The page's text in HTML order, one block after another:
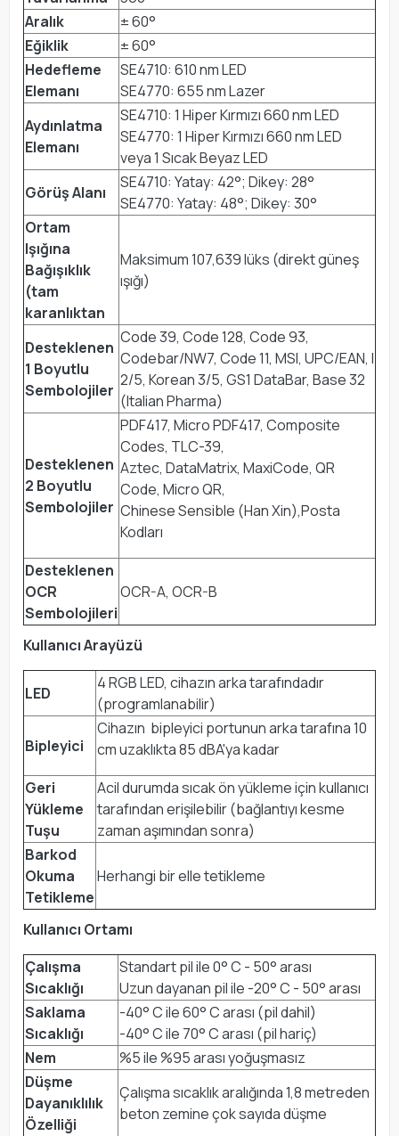
Aralık
± 60°
Eğiklik
± 60°
Hedefleme
Elemanı
SE4710: 610 nm LED
SE4770: 655 nm Lazer
Aydınlatma
Elemanı
SE4710: 1 Hiper Kırmızı 660 nm LED
SE4770: 1 Hiper Kırmızı 660 nm LED
veya 1 Sıcak Beyaz LED
Görüş Alanı
SE4710: Yatay: 42°; Dikey: 28°
SE4770: Yatay: 48°; Dikey: 30°
Ortam
Işığına
Bağışıklık
(tam
karanlıktan
Maksimum 107,639 lüks (direkt güneş
ışığı)
Desteklenen
1 Boyutlu
Sembolojiler
Code 39, Code 128, Code 93,
Codebar/NW7, Code 11, MSI, UPC/EAN, I
2/5, Korean 3/5, GS1 DataBar, Base 32
(Italian Pharma)
Desteklenen
2 Boyutlu
Sembolojiler
PDF417, Micro PDF417, Composite
Codes, TLC-39,
Aztec, DataMatrix, MaxiCode, QR
Code, Micro QR,
Chinese Sensible (Han Xin),Posta
Kodları
Desteklenen
OCR
Sembolojileri
OCR-A, OCR-B
Kullanıcı Arayüzü
LED
4 RGB LED, cihazın arka tarafındadır
(programlanabilir)
Bipleyici
Cihazın bipleyici portunun arka tarafına 10
cm uzaklıkta 85 dBA'ya kadar
Geri
Yükleme
Tuşu
Acil durumda sıcak ön yükleme için kullanıcı
tarafından erişilebilir (bağlantıyı kesme
zaman aşımından sonra)
Barkod
Okuma
Tetikleme
Herhangi bir elle tetikleme
Kullanıcı Ortamı
Çalışma
Sıcaklığı
Standart pil ile 0° C - 50° arası
Uzun dayanan pil ile -20° C - 50° arası
Saklama
Sıcaklığı
-40° C ile 60° C arası (pil dahil)
-40° C ile 70° C arası (pil hariç)
Nem
%5 ile %95 arası yoğuşmasız
Düşme
Dayanıklılık
Özelliği
Çalışma sıcaklık aralığında 1,8 metreden
beton zemine çok sayıda düşme